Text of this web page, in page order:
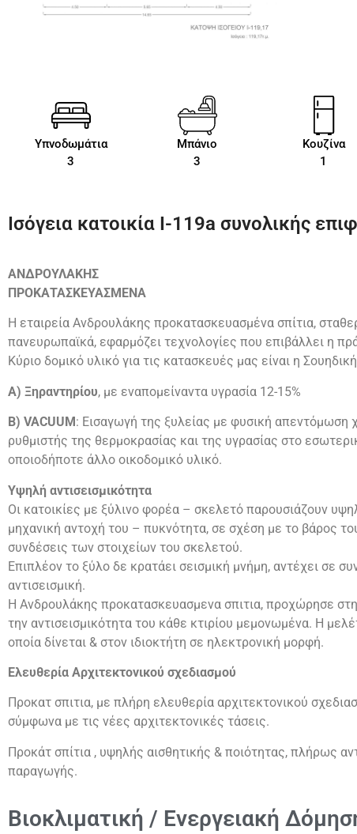
Υπνοδωμάτια
3
Μπάνιο
3
Κουζίνα
1
Ισόγεια κατοικία Ι-119a συνολικής
ΑΝΔΡΟΥΛΑΚΗΣ
ΠΡΟΚΑΤΑΣΚΕΥΑΣΜΕΝΑ
Η εταιρεία Ανδρουλάκης προκατασκευασμένα σπίτια,
πανευρωπαϊκά, εφαρμόζει τεχνολογίες που επιβάλλει η
Κύριο δομικό υλικό για τις κατασκευές μας είναι η
Α) Ξηραντηρίου, με εναπομείναντα υγρασία 12-15%
Β) VACUUM : Εισαγωγή της ξυλείας με φυσική απεντόμωση
ρυθμιστής της θερμοκρασίας και της υγρασίας στο
οποιοδήποτε άλλο οικοδομικό υλικό.
Υψηλή αντισεισμικότητα
Οι κατοικίες με ξύλινο φορέα – σκελετό παρουσιάζουν
μηχανική αντοχή του – πυκνότητα, σε σχέση με το βάρος
συνδέσεις των στοιχείων του σκελετού.
Επιπλέον το ξύλο δε κρατάει σεισμική μνήμη, αντέχει σε
αντισεισμική.
Η Ανδρουλάκης προκατασκευασμενα σπιτια, προχώρησε
την αντισεισμικότητα του κάθε κτιρίου μεμονωμένα. Η
οποία δίνεται & στον ιδιοκτήτη σε ηλεκτρονική μορφή.
Ελευθερία Αρχιτεκτονικού σχεδιασμού
Προκατ σπιτια, με πλήρη ελευθερία αρχιτεκτονικού
σύμφωνα με τις νέες αρχιτεκτονικές τάσεις.
Προκάτ σπίτια , υψηλής αισθητικής & ποιότητας, πλήρως
παραγωγής.
Βιοκλιματική / Ενεργειακή